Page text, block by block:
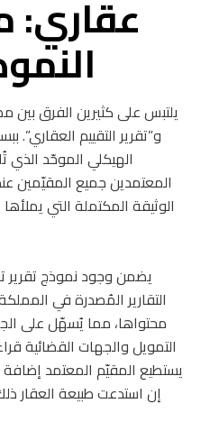
عقاري:
يلتبس على كثيرين الفرق بين
و”تقرير التقييم العقاري”.
الهيكلي الموحّد الذي
المعتمدين جميع المقيّمين
الوثيقة المكتملة التي يملأها
يضمن وجود نموذج
التقارير المُصدرة في
محتواها، مما يُسهّل على
التمويل والجهات القضائية
يستطيع المقيّم المعتمد إضافة
إن استدعت طبيعة العقار